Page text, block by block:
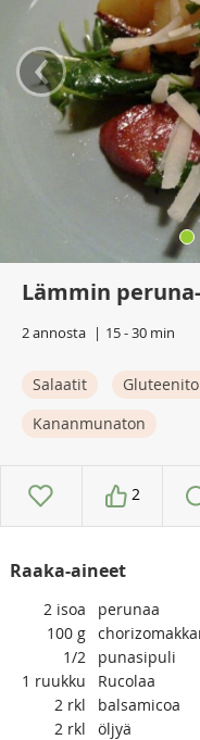
‹
Lämmin
2 annosta 15 - 30 min
Salaatit
Kananmunaton
2
Raaka-aineet
2 isoa
perunaa
100 g
1/2
punasipuli
1 ruukku
Rucolaa
2 rkl
balsamicoa
2 rkl
öljyä